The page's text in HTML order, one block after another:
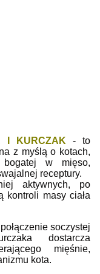
I KURCZAK - to
z myślą o kotach,
bogatej w mięso,
receptury.
aktywnych, po
kontroli masy ciała
soczystej
dostarcza
mięśnie,
kota.